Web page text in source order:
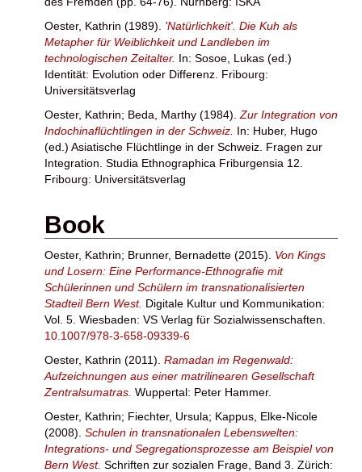
Oester, Kathrin (1989). 'Natürlichkeit'. Die Kuh als
Metapher für Weiblichkeit und Landleben im
technologischen Zeitalter. In: Sosoe, Lukas (ed.)
Identität: Evolution oder Differenz. Fribourg:
Universitätsverlag
Oester, Kathrin; Beda, Marthy (1984). Zur Integration von
Indochinaflüchtlingen in der Schweiz. In: Huber, Hugo
(ed.) Asiatische Flüchtlinge in der Schweiz. Fragen zur
Integration. Studia Ethnographica Friburgensia 12.
Fribourg: Universitätsverlag
Book
Oester, Kathrin; Brunner, Bernadette (2015). Von Kings
und Losern: Eine Performance-Ethnografie mit
Schülerinnen und Schülern im transnationalisierten
Stadteil Bern West. Digitale Kultur und Kommunikation:
Vol. 5. Wiesbaden: VS Verlag für Sozialwissenschaften.
10.1007/978-3-658-09339-6
Oester, Kathrin (2011). Ramadan im Regenwald:
Aufzeichnungen aus einer matrilinearen Gesellschaft
Zentralsumatras. Wuppertal: Peter Hammer.
Oester, Kathrin; Fiechter, Ursula; Kappus, Elke-Nicole
(2008). Schulen in transnationalen Lebenswelten:
Integrations- und Segregationsprozesse am Beispiel von
Bern West. Schriften zur sozialen Frage, Band 3. Zürich: